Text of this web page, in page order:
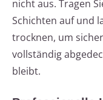
nicht aus. Tragen
Schichten auf und
trocknen, um
vollständig
bleibt.